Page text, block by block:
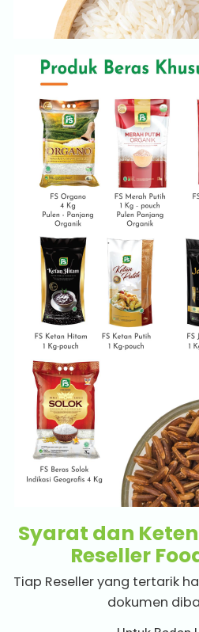
Syarat dan
Reseller
Tiap Reseller yang tertarik
dokumen